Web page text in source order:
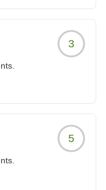
をご利用ください3
5